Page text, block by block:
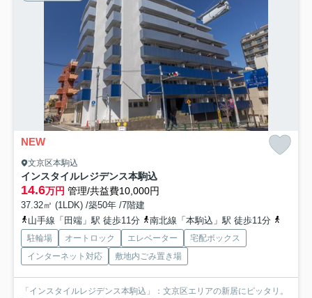
NEW
文京区本駒込
インスタイルレジデンス本駒込
14.6万円 管理/共益費10,000円
37.32㎡ (1LDK) /築50年 /7階建
山手線「田端」駅 徒歩11分
南北線「本駒込」駅 徒歩11分
駐輪場 オートロック エレベーター
宅配ボックス
インターネット対応
敷地内ごみ置き場
「インスタイルレジデンス本駒込」：文京区エリアの新居にピッタリ。